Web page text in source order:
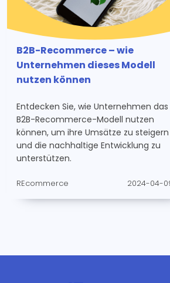
B2B-Recommerce – wie
Unternehmen dieses Modell
nutzen können
Entdecken Sie, wie Unternehmen das
B2B-Recommerce-Modell nutzen
können, um ihre Umsätze zu steigern
und die nachhaltige Entwicklung zu
unterstützen.
REcommerce 2024-04-